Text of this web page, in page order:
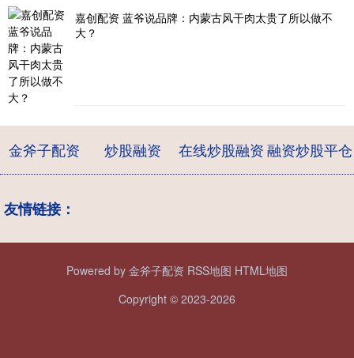
嘉创配资 蓝爷说品牌：内蒙古风干肉太贵了所以做不
大？
金斧子配资 炒股融资 在线炒股融资融资炒股平仓
友情链接：
Powered by 金斧子配资 RSS地图 HTML地图
Copyright © 2023-2026